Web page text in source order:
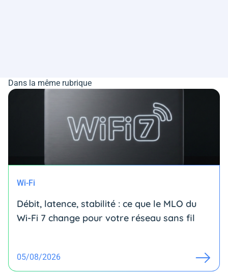
Dans la même rubrique
Wi-Fi
Débit, latence, stabilité : ce que le MLO du
Wi-Fi 7 change pour votre réseau sans fil
05/08/2026